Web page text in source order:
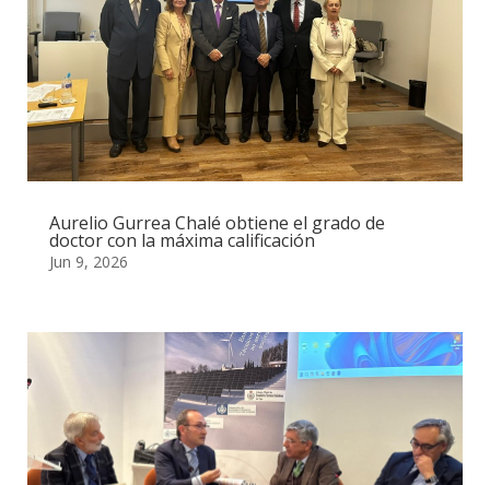
Aurelio Gurrea Chalé obtiene el grado de
doctor con la máxima calificación
Jun 9, 2026